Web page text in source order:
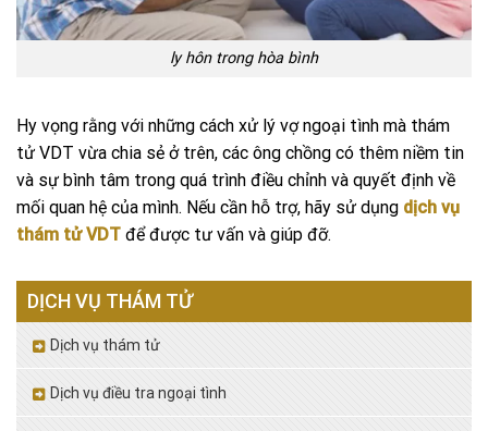
ly hôn trong hòa bình
Hy vọng rằng với những cách xử lý vợ ngoại tình mà thám
tử VDT vừa chia sẻ ở trên, các ông chồng có thêm niềm tin
và sự bình tâm trong quá trình điều chỉnh và quyết định về
mối quan hệ của mình. Nếu cần hỗ trợ, hãy sử dụng dịch vụ
thám tử VDT để được tư vấn và giúp đỡ.
DỊCH VỤ THÁM TỬ
Dịch vụ thám tử
Dịch vụ điều tra ngoại tình